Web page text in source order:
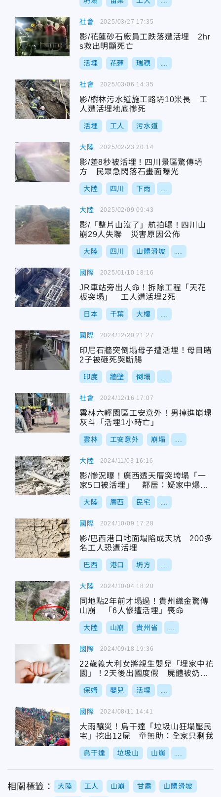
社會
影/花蓮砂石廠員工跌落遭活埋 2hr
s救出明顯死亡
活埋 花蓮 瑞穗
2025/03/27 17:35
社會
影/樹林污水道施工路坍10米長 工
人遭活埋地底慘死
活埋 工人 污水道
2025/03/06 14:35
大陸
影/差8秒被活埋！四川景區驚傳坍
方 民眾急閃落石畫面曝光
大陸 四川 下雨
2025/02/23 20:14
大陸
影/「整片山沒了」航拍曝！四川山
崩29人失聯 災害原因公佈
大陸 四川 山體滑坡
2025/02/09 09:43
國際
JR車站旁出人命！拆除工程「天花
板突塌」 工人遭活埋2死
日本 千葉 大樓
2025/01/10 18:16
國際
印尼石牆突倒塌母子遭活埋！母目睹
2子被砸死哭斷腸
印度 牆壁 倒塌
2024/12/20 21:27
社會
雲林六輕園區工安意外！男掉進崩塌
灰斗「活埋1小時亡」
雲林 工安意外 崩塌
2024/12/16 17:07
大陸
影/慘況曝！廣西透天厝突垮塌「一
家5口被活埋」 鄰居：疑家中爆竹
爆炸
大陸 廣西 民宅
2024/11/03 16:16
國際
影/巴西港口地面塌陷成天坑 200多
名工人恐遭活埋
巴西 港口 坍方
2024/10/09 17:28
大陸
同地點2年前才塌過！貴州織金驚傳
山崩 「6人慘遭活埋」喪命
大陸 山崩 貴州省
2024/10/04 18:20
國際
22歲義大利女將親生嬰兒「埋家中花
園」！2天後出國度假 屍體被奶奶
的狗挖出
保姆 嬰兒 活埋
2024/09/18 19:36
國際
大雨釀災！烏干達「垃圾山狂塌壓民
宅」挖出12屍 童無助：全家只剩我
烏干達 垃圾山 山崩
2024/08/11 14:41
相關標籤： 大陸 工人 山崩 甘肅 山體滑坡